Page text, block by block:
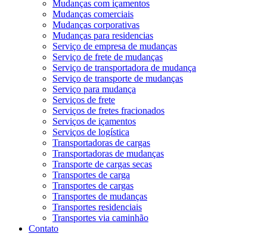
Mudanças com içamentos
Mudanças comerciais
Mudanças corporativas
Mudanças para residencias
Serviço de empresa de mudanças
Serviço de frete de mudanças
Serviço de transportadora de mudança
Serviço de transporte de mudanças
Serviço para mudança
Serviços de frete
Serviços de fretes fracionados
Serviços de içamentos
Serviços de logística
Transportadoras de cargas
Transportadoras de mudanças
Transporte de cargas secas
Transportes de carga
Transportes de cargas
Transportes de mudanças
Transportes residenciais
Transportes via caminhão
Contato